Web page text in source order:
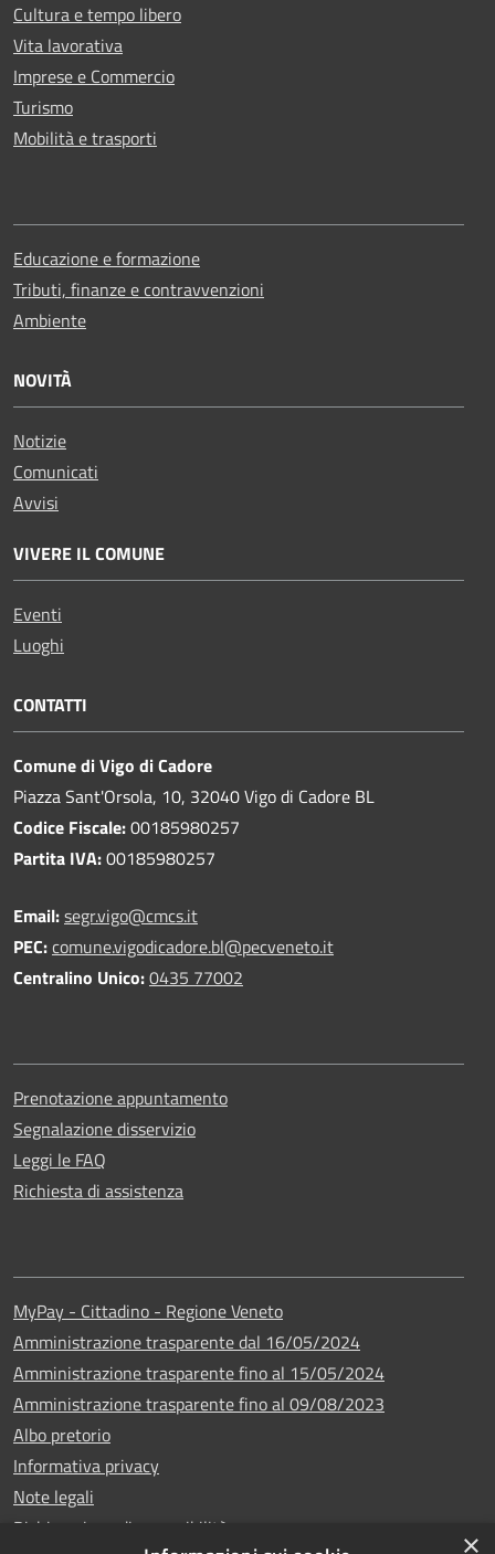
Cultura e tempo libero
Vita lavorativa
Imprese e Commercio
Turismo
Mobilità e trasporti
Educazione e formazione
Tributi, finanze e contravvenzioni
Ambiente
NOVITÀ
Notizie
Comunicati
Avvisi
VIVERE IL COMUNE
Eventi
Luoghi
CONTATTI
Comune di Vigo di Cadore
Piazza Sant'Orsola, 10, 32040 Vigo di Cadore BL
Codice Fiscale:00185980257
Partita IVA:00185980257
Email:segr.vigo@cmcs.it
PEC:comune.vigodicadore.bl@pecveneto.it
Centralino Unico:0435 77002
Prenotazione appuntamento
Segnalazione disservizio
Leggi le FAQ
Richiesta di assistenza
MyPay - Cittadino - Regione Veneto
Amministrazione trasparente dal 16/05/2024
Amministrazione trasparente fino al 15/05/2024
Amministrazione trasparente fino al 09/08/2023
Albo pretorio
Informativa privacy
Note legali
Dichiarazione di accessibilità
×